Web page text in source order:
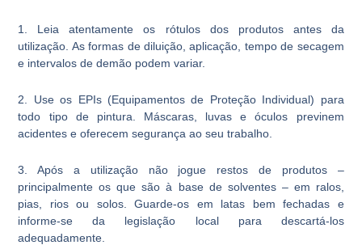
1. Leia atentamente os rótulos dos produtos antes da
utilização. As formas de diluição, aplicação, tempo de secagem
e intervalos de demão podem variar.
2. Use os EPIs (Equipamentos de Proteção Individual) para
todo tipo de pintura. Máscaras, luvas e óculos previnem
acidentes e oferecem segurança ao seu trabalho.
3. Após a utilização não jogue restos de produtos –
principalmente os que são à base de solventes – em ralos,
pias, rios ou solos. Guarde-os em latas bem fechadas e
informe-se da legislação local para descartá-los
adequadamente.